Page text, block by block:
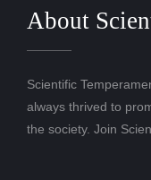
About
Scientific
always thrived to
the society. Join